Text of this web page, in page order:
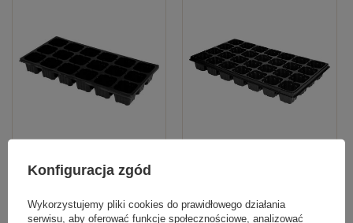
Konfiguracja zgód
Wykorzystujemy pliki cookies do prawidłowego działania
serwisu, aby oferować funkcje społecznościowe, analizować